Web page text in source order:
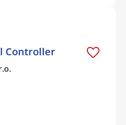
Controller